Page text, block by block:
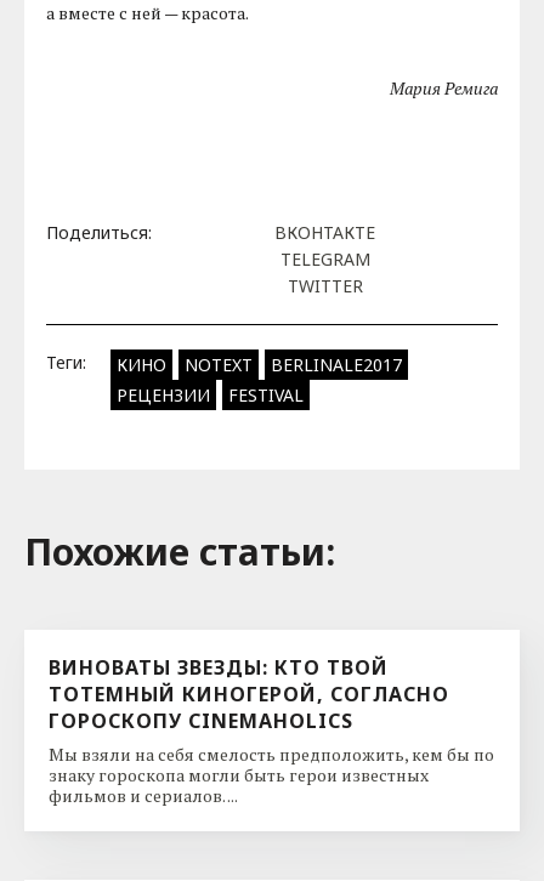
а вместе с ней — красота.
Мария Ремига
Поделиться:
ВКОНТАКТЕ
TELEGRAM
TWITTER
Теги: КИНО NOTEXT
BERLINALE2017
РЕЦЕНЗИИ
FESTIVAL
Похожие cтатьи:
ВИНОВАТЫ ЗВЕЗДЫ: КТО ТВОЙ
ТОТЕМНЫЙ КИНОГЕРОЙ, СОГЛАСНО
ГОРОСКОПУ CINEMAHOLICS
Мы взяли на себя смелость предположить, кем бы по
знаку гороскопа могли быть герои известных
фильмов и сериалов. ...